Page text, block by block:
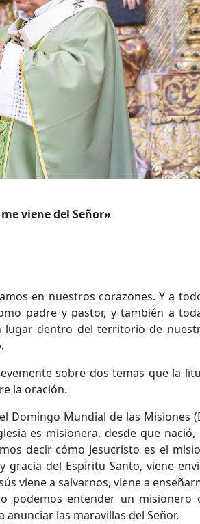
viene del Señor»
en nuestros corazones. Y a
padre y pastor, y también a
lugar dentro del territorio de
sobre dos temas que la
la oración.
Domingo Mundial de las Misiones
es misionera, desde que
decir cómo Jesucristo es el
del Espíritu Santo, viene
viene a salvarnos, viene a
podemos entender un misionero
las maravillas del Señor.